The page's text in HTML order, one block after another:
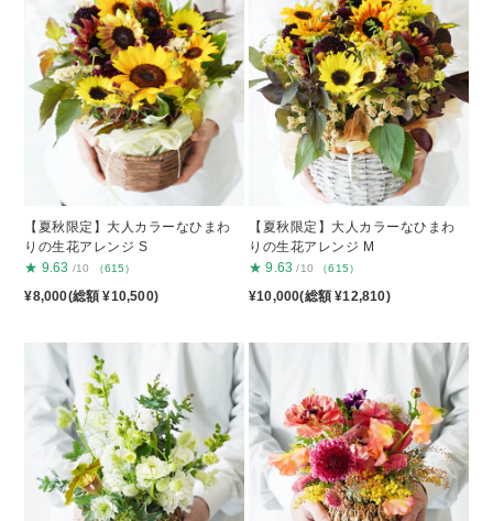
【夏秋限定】大人カラーなひまわ
りの生花アレンジ S
★ 9.63 /10 （615）
¥8,000(総額 ¥10,500)
【夏秋限定】大人カラーなひまわ
りの生花アレンジ M
★ 9.63 /10 （615）
¥10,000(総額 ¥12,810)